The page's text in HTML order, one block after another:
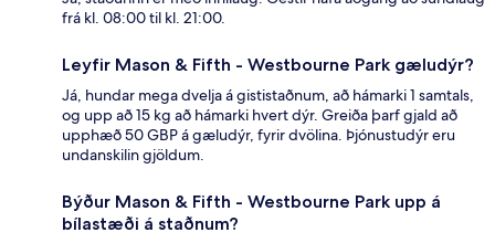
frá kl. 08:00 til kl. 21:00.
Leyfir Mason & Fifth - Westbourne Park gæludýr?
Já, hundar mega dvelja á gististaðnum, að hámarki 1 samtals,
og upp að 15 kg að hámarki hvert dýr. Greiða þarf gjald að
upphæð 50 GBP á gæludýr, fyrir dvölina. Þjónustudýr eru
undanskilin gjöldum.
Býður Mason & Fifth - Westbourne Park upp á
bílastæði á staðnum?